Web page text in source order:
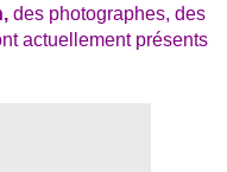
des photographes, des
actuellement présents